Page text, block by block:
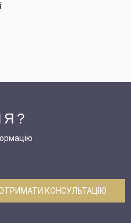
КОНСУЛЬТАЦІЮ